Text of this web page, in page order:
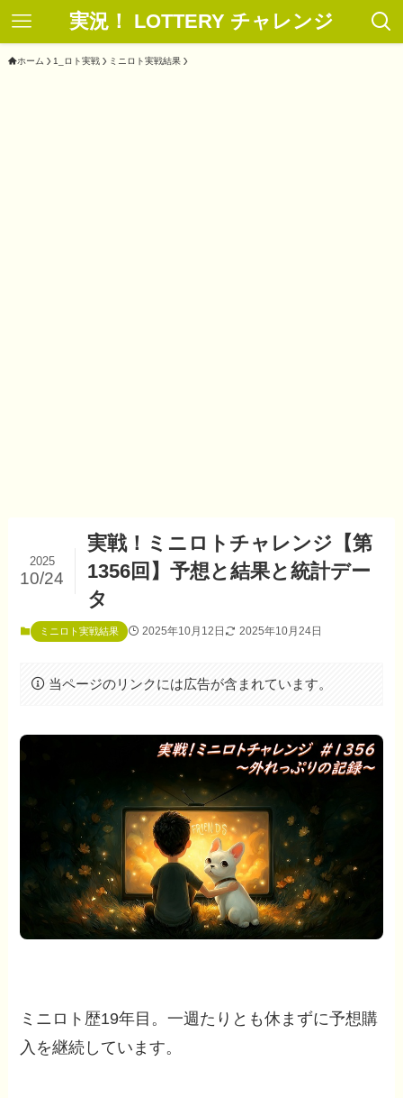
実況！ LOTTERY チャレンジ
ホーム 1_ロト実戦 ミニロト実戦結果
実戦！ミニロトチャレンジ【第
1356回】予想と結果と統計デー
タ
2025
10/24
ミニロト実戦結果 2025年10月12日 2025年10月24日
当ページのリンクには広告が含まれています。
ミニロト歴19年目。一週たりとも休まずに予想購
入を継続しています。